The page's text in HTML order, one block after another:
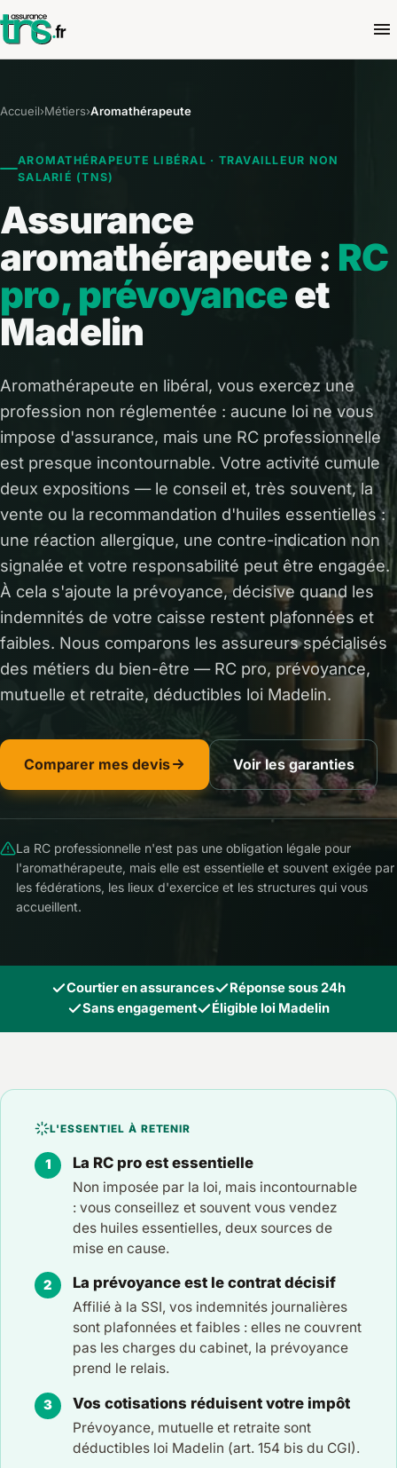
Accueil›Métiers›Aromathérapeute
AROMATHÉRAPEUTE LIBÉRAL · TRAVAILLEUR NON
SALARIÉ (TNS)
Assurance
aromathérapeute : RC
pro, prévoyanceet
Madelin
Aromathérapeute en libéral, vous exercez une
profession non réglementée : aucune loi ne vous
impose d'assurance, mais une RC professionnelle
est presque incontournable. Votre activité cumule
deux expositions — le conseil et, très souvent, la
vente ou la recommandation d'huiles essentielles :
une réaction allergique, une contre-indication non
signalée et votre responsabilité peut être engagée.
À cela s'ajoute la prévoyance, décisive quand les
indemnités de votre caisse restent plafonnées et
faibles. Nous comparons les assureurs spécialisés
des métiers du bien-être — RC pro, prévoyance,
mutuelle et retraite, déductibles loi Madelin.
Comparer mes devis Voir les garanties
La RC professionnelle n'est pas une obligation légale pour
l'aromathérapeute, mais elle est essentielle et souvent exigée par
les fédérations, les lieux d'exercice et les structures qui vous
accueillent.
Courtier en assurances
Réponse sous 24h
Sans engagement
Éligible loi Madelin
L'ESSENTIEL À RETENIR
La RC pro est essentielle
Non imposée par la loi, mais incontournable
: vous conseillez et souvent vous vendez
des huiles essentielles, deux sources de
mise en cause.
La prévoyance est le contrat décisif
Affilié à la SSI, vos indemnités journalières
sont plafonnées et faibles : elles ne couvrent
pas les charges du cabinet, la prévoyance
prend le relais.
Vos cotisations réduisent votre impôt
Prévoyance, mutuelle et retraite sont
déductibles loi Madelin (art. 154 bis du CGI).